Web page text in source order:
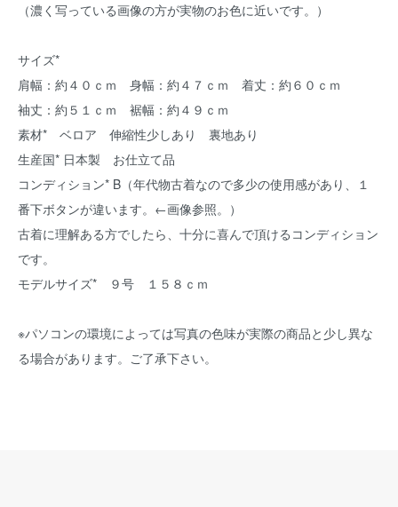
（濃く写っている画像の方が実物のお色に近いです。）
サイズ*
肩幅：約４０ｃｍ 身幅：約４７ｃｍ 着丈：約６０ｃｍ
袖丈：約５１ｃｍ 裾幅：約４９ｃｍ
素材* ベロア 伸縮性少しあり 裏地あり
生産国* 日本製 お仕立て品
コンディション* B（年代物古着なので多少の使用感があり、１
番下ボタンが違います。←画像参照。）
古着に理解ある方でしたら、十分に喜んで頂けるコンディション
です。
モデルサイズ* ９号 １５８ｃｍ
※パソコンの環境によっては写真の色味が実際の商品と少し異な
る場合があります。ご了承下さい。